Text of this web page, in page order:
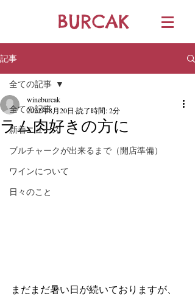
BURCAK
記事
全ての記事
新着ニュース
ブルチャークが出来るまで（開店準備）
ワインについて
日々のこと
全ての記事
ラム肉好きの方に
wineburcak
2022年8月20日 読了時間: 2分
まだまだ暑い日が続いておりますが、